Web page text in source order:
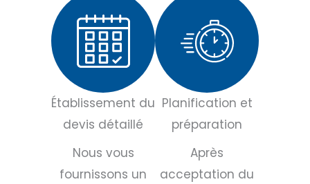
Établissement du
devis détaillé
Nous vous
fournissons un
Planification et
préparation
Après
acceptation du